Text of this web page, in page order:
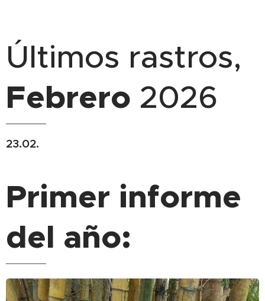
Últimos rastros,
Febrero 2026
23.02.
Primer informe
del año: